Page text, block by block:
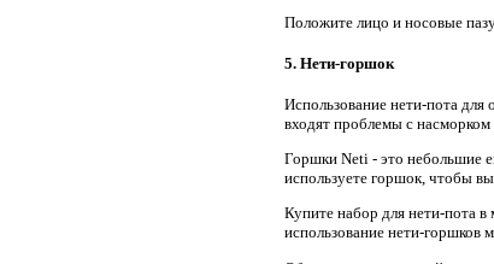
Положите лицо и носовые
5. Нети-горшок
Использование нети-пота
входят проблемы с насморком
Горшки Neti - это небольшие
используете горшок, чтобы
Купите набор для нети-пота в
использование нети-горшков